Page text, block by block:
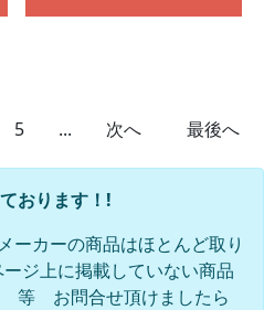
5 ... 次へ 最後へ
おります！!
ーカーの商品はほとんど取り
ジ上に掲載していない商品
お問合せ頂けましたら